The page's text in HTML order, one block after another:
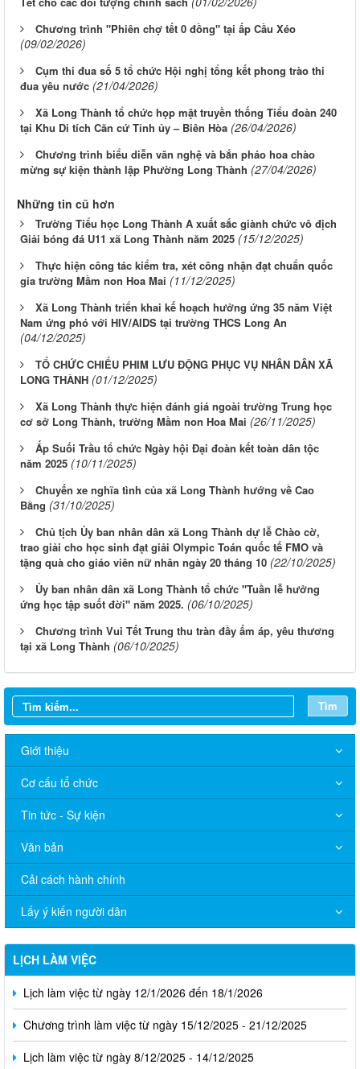
Chương trình "Phiên chợ tết 0 đồng" tại ấp Cầu Xéo
(09/02/2026)
Cụm thi đua số 5 tổ chức Hội nghị tổng kết phong trào thi
đua yêu nước (21/04/2026)
Xã Long Thành tổ chức họp mặt truyền thống Tiểu đoàn 240
tại Khu Di tích Căn cứ Tỉnh ủy – Biên Hòa (26/04/2026)
Chương trình biểu diễn văn nghệ và bắn pháo hoa chào
mừng sự kiện thành lập Phường Long Thành (27/04/2026)
Những tin cũ hơn
Trường Tiểu học Long Thành A xuất sắc giành chức vô địch
Giải bóng đá U11 xã Long Thành năm 2025 (15/12/2025)
Thực hiện công tác kiểm tra, xét công nhận đạt chuẩn quốc
gia trường Mầm non Hoa Mai (11/12/2025)
Xã Long Thành triển khai kế hoạch hưởng ứng 35 năm Việt
Nam ứng phó với HIV/AIDS tại trường THCS Long An
(04/12/2025)
TỔ CHỨC CHIẾU PHIM LƯU ĐỘNG PHỤC VỤ NHÂN DÂN XÃ
LONG THÀNH (01/12/2025)
Xã Long Thành thực hiện đánh giá ngoài trường Trung học
cơ sở Long Thành, trường Mầm non Hoa Mai (26/11/2025)
Ấp Suối Trầu tổ chức Ngày hội Đại đoàn kết toàn dân tộc
năm 2025 (10/11/2025)
Chuyến xe nghĩa tình của xã Long Thành hướng về Cao
Bằng (31/10/2025)
Chủ tịch Ủy ban nhân dân xã Long Thành dự lễ Chào cờ,
trao giải cho học sinh đạt giải Olympic Toán quốc tế FMO và
tặng quà cho giáo viên nữ nhân ngày 20 tháng 10 (22/10/2025)
Ủy ban nhân dân xã Long Thành tổ chức "Tuần lễ hưởng
ứng học tập suốt đời" năm 2025. (06/10/2025)
Chương trình Vui Tết Trung thu tràn đầy ấm áp, yêu thương
tại xã Long Thành (06/10/2025)
Tìm
Giới thiệu
Cơ cấu tổ chức
Tin tức - Sự kiện
Văn bản
Cải cách hành chính
Lấy ý kiến người dân
LỊCH LÀM VIỆC
Lịch làm việc từ ngày 12/1/2026 đến 18/1/2026
Chương trình làm việc từ ngày 15/12/2025 - 21/12/2025
Lịch làm việc từ ngày 8/12/2025 - 14/12/2025